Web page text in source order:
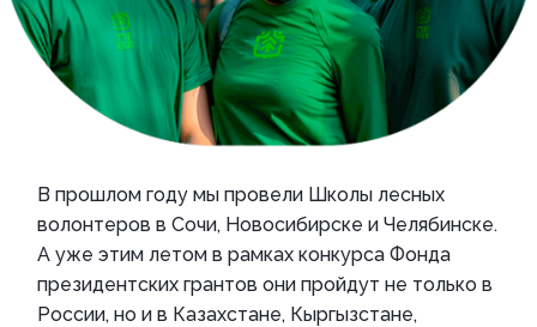
В прошлом году мы провели Школы лесных
волонтеров в Сочи, Новосибирске и Челябинске.
А уже этим летом в рамках конкурса Фонда
президентских грантов они пройдут не только в
России, но и в Казахстане, Кыргызстане,